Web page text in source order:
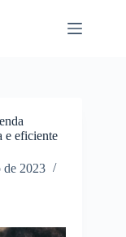
e eficiente
de 2023